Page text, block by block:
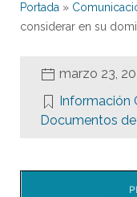
Portada »
considerar en su
marzo 23,
Información
Documentos